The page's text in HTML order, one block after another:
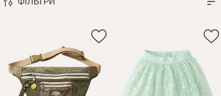
АКЦІЇ
ДЛЯ КОТІВ
Оплата і доставка